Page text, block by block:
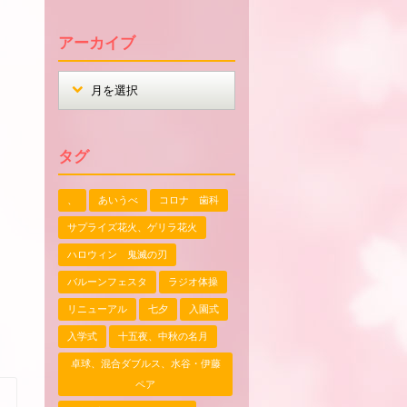
アーカイブ
タグ
あいうべ コロナ 歯科
サプライズ花火、ゲリラ花火
ハロウィン 鬼滅の刃
バルーンフェスタ ラジオ体操
リニューアル 七夕 入園式
入学式 十五夜、中秋の名月
卓球、混合ダブルス、水谷・伊藤
ペア